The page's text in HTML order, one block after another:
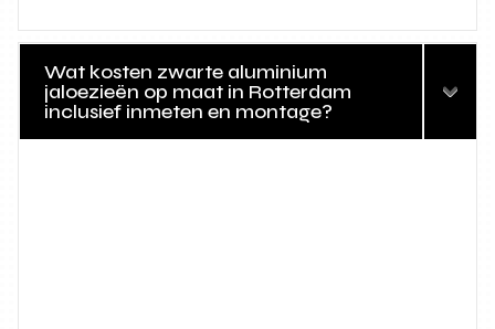
Wat kosten zwarte aluminium
jaloezieën op maat in Rotterdam
inclusief inmeten en montage?